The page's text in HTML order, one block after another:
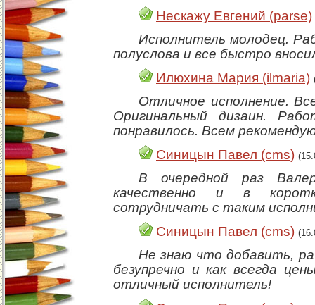
Нескажу Евгений (parse)
Исполнитель молодец.
полуслова и все быстро
Илюхина Мария (ilmaria)
Отличное исполнение.
Оригинальный дизаин.
понравилось. Всем
Синицын Павел (cms)
В очередной раз
качественно и в
сотрудничать с таким
Синицын Павел (cms)
Не знаю что добавить,
безупречно и как всегда
отличный исполнитель!